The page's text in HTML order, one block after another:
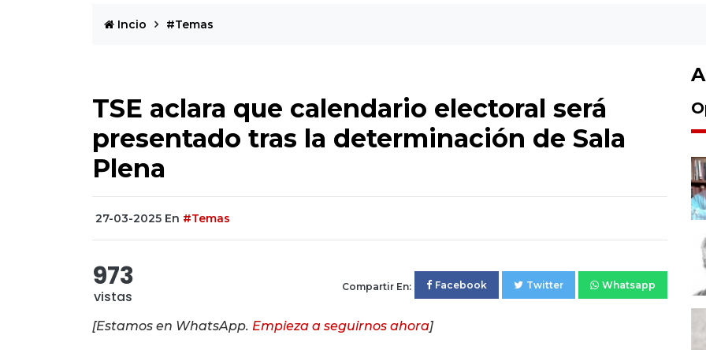
Incio #Temas
TSE aclara que calendario electoral será
presentado tras la determinación de Sala
Plena
27-03-2025 En #Temas
973
vistas
Compartir En: Facebook Twitter Whatsapp
[Estamos en WhatsApp. Empieza a seguirnos ahora]